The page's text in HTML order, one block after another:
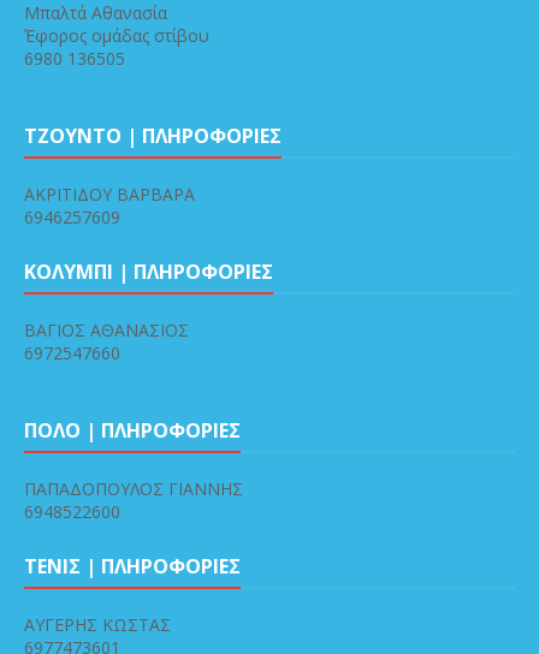
Μπαλτά Αθανασία
Έφορος ομάδας στίβου
6980 136505
ΤΖΟΥΝΤΟ | ΠΛΗΡΟΦΟΡΙΕΣ
ΑΚΡΙΤΙΔΟΥ ΒΑΡΒΑΡΑ
6946257609
ΚΟΛΥΜΠΙ | ΠΛΗΡΟΦΟΡΙΕΣ
ΒΑΓΙΟΣ ΑΘΑΝΑΣΙΟΣ
6972547660
ΠΟΛΟ | ΠΛΗΡΟΦΟΡΙΕΣ
ΠΑΠΑΔΟΠΟΥΛΟΣ ΓΙΑΝΝΗΣ
6948522600
ΤΕΝΙΣ | ΠΛΗΡΟΦΟΡΙΕΣ
ΑΥΓΕΡΗΣ ΚΩΣΤΑΣ
6977473601